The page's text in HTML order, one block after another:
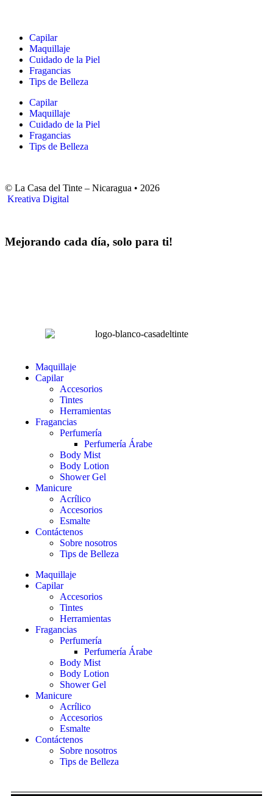
Capilar
Maquillaje
Cuidado de la Piel
Fragancias
Tips de Belleza
Capilar
Maquillaje
Cuidado de la Piel
Fragancias
Tips de Belleza
© La Casa del Tinte – Nicaragua • 2026
Kreativa Digital
Mejorando cada día, solo para ti!
Maquillaje
Capilar
Accesorios
Tintes
Herramientas
Fragancias
Perfumería
Perfumería Árabe
Body Mist
Body Lotion
Shower Gel
Manicure
Acrílico
Accesorios
Esmalte
Contáctenos
Sobre nosotros
Tips de Belleza
Maquillaje
Capilar
Accesorios
Tintes
Herramientas
Fragancias
Perfumería
Perfumería Árabe
Body Mist
Body Lotion
Shower Gel
Manicure
Acrílico
Accesorios
Esmalte
Contáctenos
Sobre nosotros
Tips de Belleza